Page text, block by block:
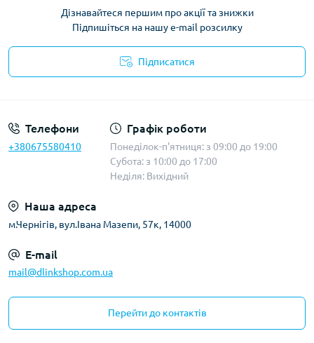
Дізнавайтеся першим про акції та знижки
Підпишіться на нашу e-mail розсилку
Підписатися
Телефони
+380675580410
Графік роботи
Понеділок-п'ятниця: з 09:00 до 19:00
Субота: з 10:00 до 17:00
Неділя: Вихідний
Наша адреса
м.Чернігів, вул.Івана Мазепи, 57к, 14000
E-mail
mail@dlinkshop.com.ua
Перейти до контактів